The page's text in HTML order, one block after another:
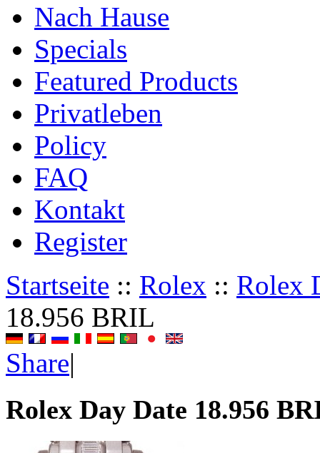
Nach Hause
Specials
Featured Products
Privatleben
Policy
FAQ
Kontakt
Register
Startseite :: Rolex :: Rolex
18.956 BRIL
Share|
Rolex Day Date 18.956